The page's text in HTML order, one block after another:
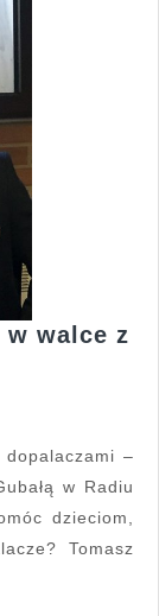
w walce z
w Radiu
dzieciom,
Tomasz